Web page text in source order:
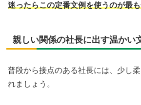
迷ったらこの定番文例を使うのが最
親しい関係の社長に出す温かい
普段から接点のある社長には、少し
れましょう。